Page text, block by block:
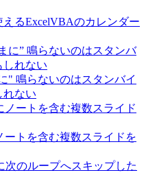
るExcelVBAのカレンダー
" 鳴らないのはスタンバイ
れない
ートを含む複数スライドを